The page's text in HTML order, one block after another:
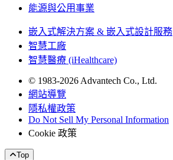
能源與公用事業
嵌入式解決方案 & 嵌入式設計服務
智慧工廠
智慧醫療 (iHealthcare)
© 1983-2026 Advantech Co., Ltd.
網站導覽
隱私權政策
Do Not Sell My Personal Information
Cookie 政策
Top